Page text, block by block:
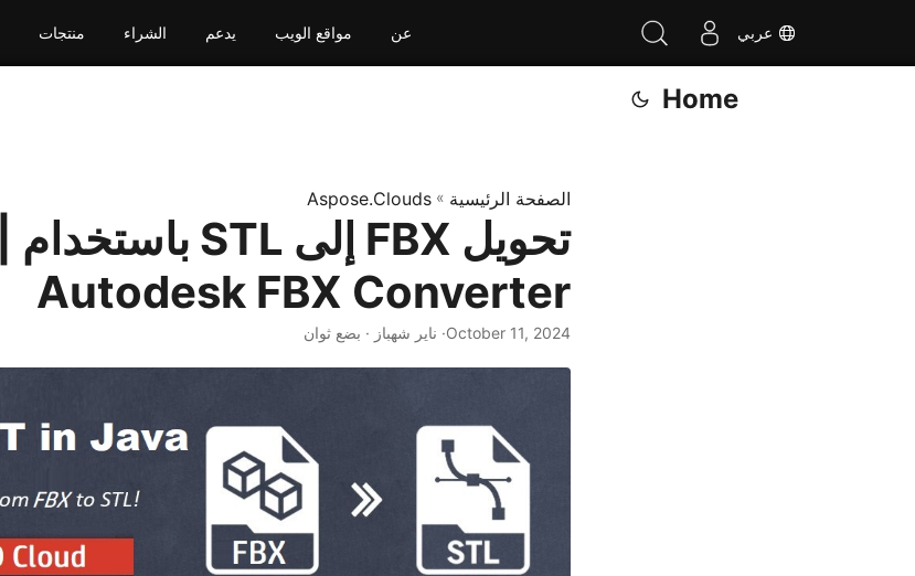
عربي منتجات الشراء يدعم مواقع الويب عن
Home
الصفحة الرئيسية »
Aspose.Clouds
Autodesk FBX Converter
October 11, 2024· ناير شهباز · بضع ثوان